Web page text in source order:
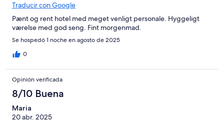
Traducir con Google
Pænt og rent hotel med meget venligt personale. Hyggeligt
værelse med god seng. Fint morgenmad.
Se hospedó 1 noche en agosto de 2025
0
Opinión verificada
8/10 Buena
Maria
20 abr. 2025